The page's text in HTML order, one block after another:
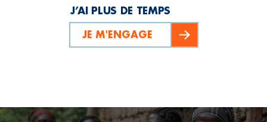
J’AI PLUS DE TEMPS
JE M'ENGAGE